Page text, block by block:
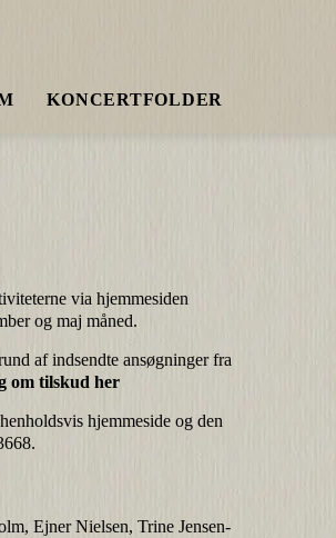
KONCERTFOLDER
via hjemmesiden
og maj måned.
af indsendte ansøgninger fra
om tilskud her
hjemmeside og den
Ejner Nielsen, Trine Jensen-